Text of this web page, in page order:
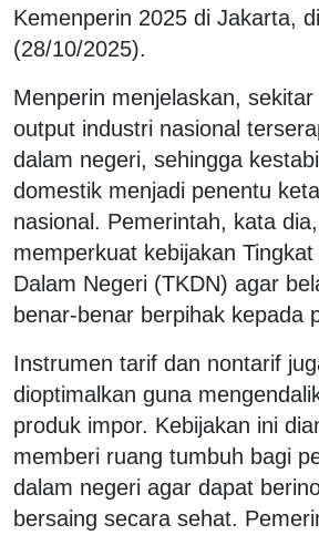
Kemenperin 2025 di Jakarta,
(28/10/2025).
Menperin menjelaskan,
output industri nasional
dalam negeri, sehingga
domestik menjadi penentu
nasional. Pemerintah, kata
memperkuat kebijakan
Dalam Negeri (TKDN) agar
benar-benar berpihak kepada
Instrumen tarif dan nontarif
dioptimalkan guna
produk impor. Kebijakan ini
memberi ruang tumbuh bagi
dalam negeri agar dapat
bersaing secara sehat.